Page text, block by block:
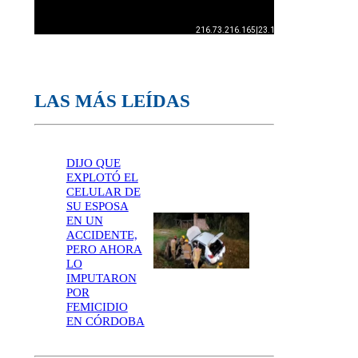
LAS MÁS LEÍDAS
DIJO QUE
EXPLOTÓ EL
CELULAR DE
SU ESPOSA
EN UN
ACCIDENTE,
PERO AHORA
LO
IMPUTARON
POR
FEMICIDIO
EN CÓRDOBA